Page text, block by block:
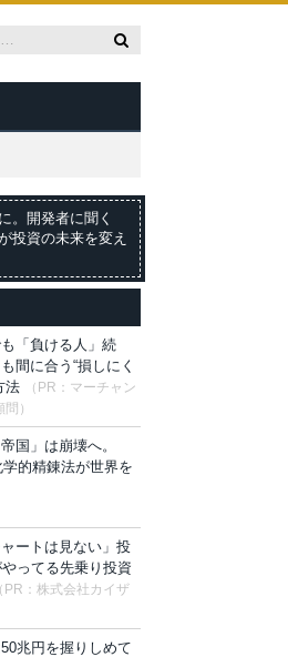
。開発者に聞く
投資の未来を変え
「負ける人」続
間に合う“損しにく
法
（PR：マーチャン
）
国」は崩壊へ。
的精錬法が世界を
ートは見ない」投
ってる先乗り投資
（PR：株式会社カイザ
兆円を握りしめて